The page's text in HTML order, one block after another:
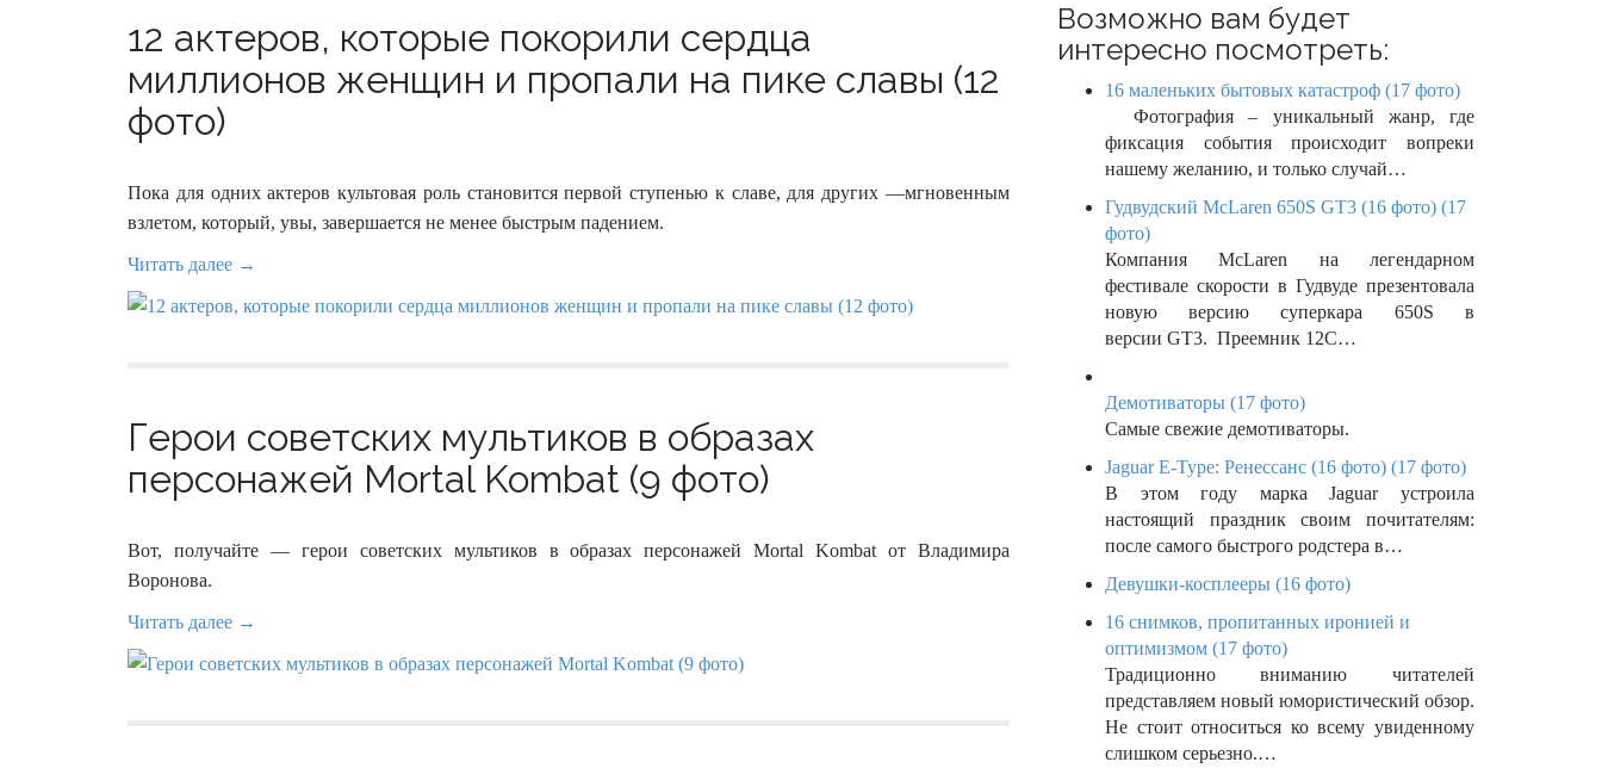
12 актеров, которые покорили сердца
миллионов женщин и пропали на пике славы (12
фото)
Пока для одних актеров культовая роль становится первой ступенью к славе, для других —мгновенным
взлетом, который, увы, завершается не менее быстрым падением.
Читать далее →
Герои советских мультиков в образах
персонажей Mortal Kombat (9 фото)
Вот, получайте — герои советских мультиков в образах персонажей Mortal Kombat от Владимира
Воронова.
Читать далее →
Возможно вам будет
интересно посмотреть:
16 маленьких бытовых катастроф (17 фото)
Фотография – уникальный жанр, где
фиксация события происходит вопреки
нашему желанию, и только случай…
Гудвудский McLaren 650S GT3 (16 фото) (17
фото)
Компания McLaren на легендарном
фестивале скорости в Гудвуде презентовала
новую версию суперкара 650S в
версии GT3. Преемник 12C…
Демотиваторы (17 фото)
Самые свежие демотиваторы.
Jaguar E-Type: Ренессанс (16 фото) (17 фото)
В этом году марка Jaguar устроила
настоящий праздник своим почитателям:
после самого быстрого родстера в…
Девушки-косплееры (16 фото)
16 снимков, пропитанных иронией и
оптимизмом (17 фото)
Традиционно вниманию читателей
представляем новый юмористический обзор.
Не стоит относиться ко всему увиденному
слишком серьезно.…